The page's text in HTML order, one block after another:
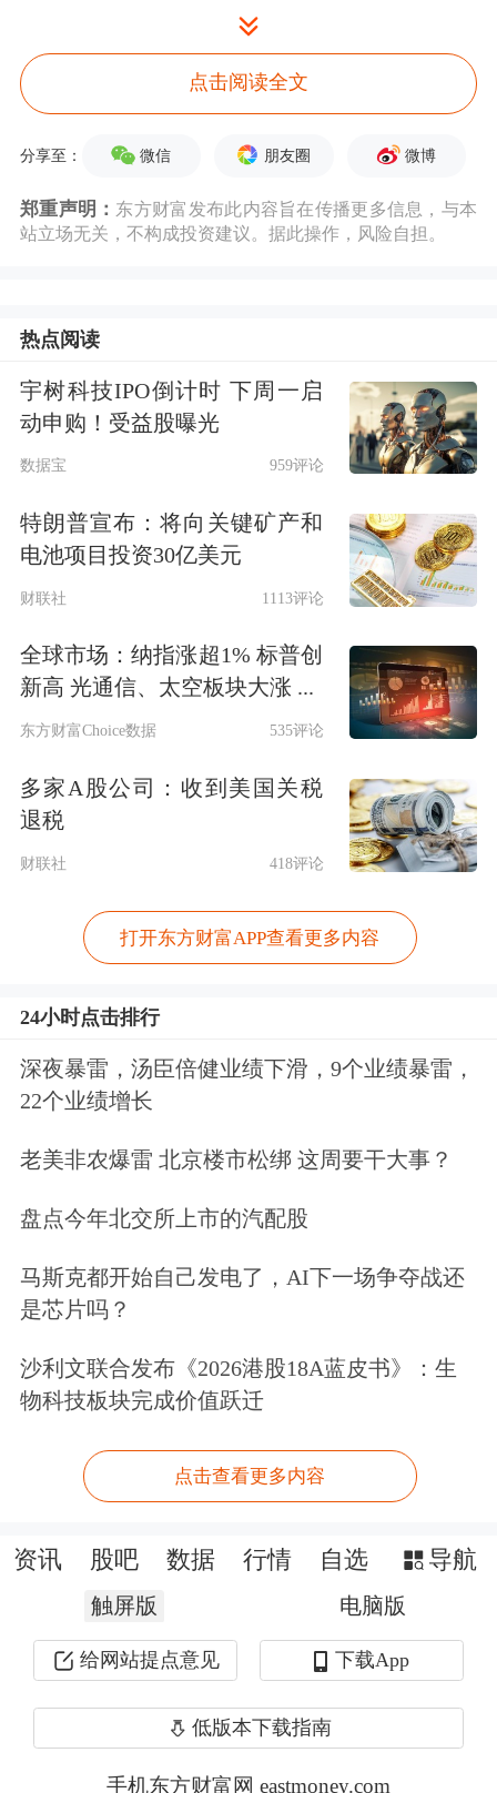
招聘页面显示，该岗位将主导研发人形
具身机器人的操作算法，包括但不限于
算法架构设计、抓取算法、VLA（视
觉-语言-动作三模态端到端框架）模型
研发、灵巧手等方向的工作；参与或指
作；参与机器人自主系统技术栈的软件
架构设计与开发，及用于训练操控策略
所需的数据采集技术等方面。岗位要求
学历，且专业方向为计算机
科学、自动
、机器人学或相关领域，
应聘者需要熟悉VLM（视觉-语言模
除了操作算法资深专家，字节跳动同时
也在招聘具身智能数据开发工程师、具
身智能推理性能优化工程师、运动控制
算法资深专家等具身领域相关岗位。
术开发，团队最早于2020年起在内部孵
化，2023 年7月正式成立机器人团队并
入驻 AI Lab，由总监李航直接带队。相
关岗位强调的VLM/VLA既是当前具身
智能赛道的主流技术方向，也是字节跳
据第一财经记者了解，字节团队此前已
多次发布VLA大模型产品，包括2023年
11月联合清华大学发布的
RoboFlamingo，通过VLM实现单步指
令理解与模仿学习；2024年10月推出
GR-2模型将训练数据扩展至3800万互
联网视频片段；2025年7月发布Seed
GR-3。组织层面，2025年4月，字节机
器人团队整体并入Seed大模型体系，并
设立Seed Robotics，目标从“内部物流
自动化”升级为“通用具身智能”。
点击阅读全文
分享至： 微信 朋友圈 微博
郑重声明： 东方财富发布此内容旨在传播更多信息，与本
站立场无关，不构成投资建议。据此操作，风险自担。
热点阅读
宇树科技IPO倒计时 下周一启
动申购！受益股曝光
数据宝 959评论
特朗普宣布：将向关键矿产和
电池项目投资30亿美元
财联社 1113评论
全球市场：纳指涨超1% 标普创
新高 光通信、太空板块大涨 ...
东方财富Choice数据 535评论
多家A股公司：收到美国关税
退税
财联社 418评论
打开东方财富APP查看更多内容
24小时点击排行
深夜暴雷，汤臣倍健业绩下滑，9个业绩暴雷，
22个业绩增长
老美非农爆雷 北京楼市松绑 这周要干大事？
盘点今年北交所上市的汽配股
马斯克都开始自己发电了，AI下一场争夺战还
是芯片吗？
沙利文联合发布《2026港股18A蓝皮书》：生
物科技板块完成价值跃迁
点击查看更多内容
资讯 股吧 数据 行情 自选 导航
触屏版 电脑版
给网站提点意见 下载App
低版本下载指南
手机东方财富网 eastmoney.com